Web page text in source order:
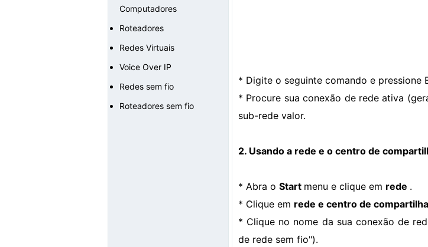
Computadores
Roteadores
Redes Virtuais
Voice Over IP
Redes sem fio
Roteadores sem fio
* Digite o seguinte comando e pressione
* Procure sua conexão de rede ativa
sub-rede valor.
2. Usando a rede e o centro de
* Abra o Start menu e clique em rede .
* Clique em rede e centro de
* Clique no nome da sua conexão de
de rede sem fio").